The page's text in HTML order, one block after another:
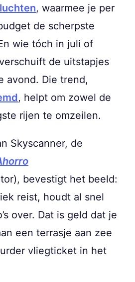
, waarmee je per
de scherpste
wie tóch in juli of
de uitstapjes
avond. Die trend,
, helpt om zowel de
rijen te omzeilen.
Skyscanner, de
bevestigt het beeld:
reist, houdt al snel
over. Dat is geld dat je
een terrasje aan zee
vliegticket in het